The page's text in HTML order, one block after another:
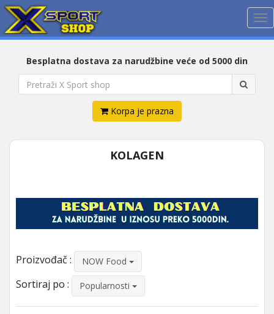
Besplatna dostava za narudžbine veće od 5000 din
Korpa je prazna
KOLAGEN
Proizvođač : NOW Food
Sortiraj po : Popularnosti